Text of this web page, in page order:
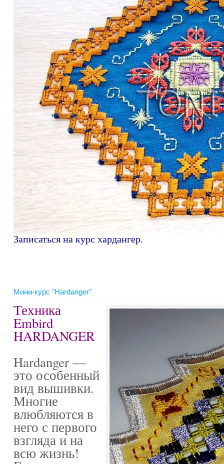
Записаться на курс хардангер.
Мини-курс "Hardanger"
Техника
Embird
HARDANGER
Hardanger —
это особенный
вид вышивки.
Многие
влюбляются в
него с первого
взгляда и на
всю жизнь!